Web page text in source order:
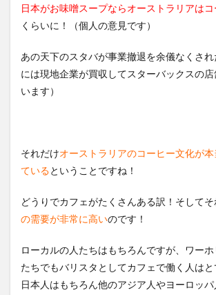
2.1
ロー
カル
事に
就け
う？
環境
で英
ング
ン
2.3
アジ
ア人
にも
日本がお味噌スープならオーストラリアはコ
くらいに！（個人の意見です）
あの天下のスタバが事業撤退を余儀なくさ
には現地企業が買収してスターバックスの
います）
それだけオーストラリアのコーヒー文化が
ているということですね！
どうりでカフェがたくさんある訳！そしてそ
の需要が非常に高いのです！
ローカルの人たちはもちろんですが、ワー
たちでもバリスタとしてカフェで働く人はと
日本人はもちろん他のアジア人やヨーロッパ